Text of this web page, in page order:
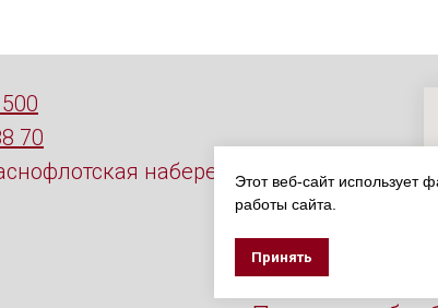
70
набережная, д. 17Этот веб-сайт использует
работы сайта.
Принять